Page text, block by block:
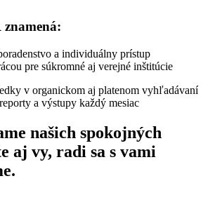
znamená:
a individuálny prístup
pre súkromné aj verejné inštitúcie
v organickom aj platenom vyhľadávaní
a výstupy každý mesiac
našich spokojných
aj vy, radi sa s vami